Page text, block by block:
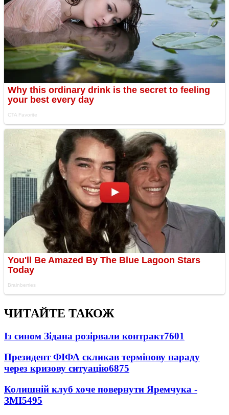
ЧИТАЙТЕ ТАКОЖ
Із сином Зідана розірвали контракт7601
Президент ФІФА скликав термінову нараду
через кризову ситуацію6875
Колишній клуб хоче повернути Яремчука -
ЗМІ5495